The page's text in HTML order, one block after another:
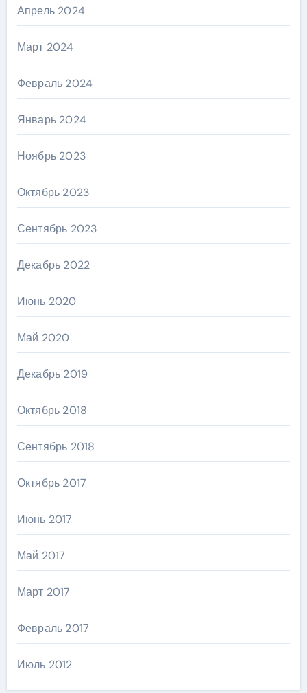
Апрель 2024
Март 2024
Февраль 2024
Январь 2024
Ноябрь 2023
Октябрь 2023
Сентябрь 2023
Декабрь 2022
Июнь 2020
Май 2020
Декабрь 2019
Октябрь 2018
Сентябрь 2018
Октябрь 2017
Июнь 2017
Май 2017
Март 2017
Февраль 2017
Июль 2012